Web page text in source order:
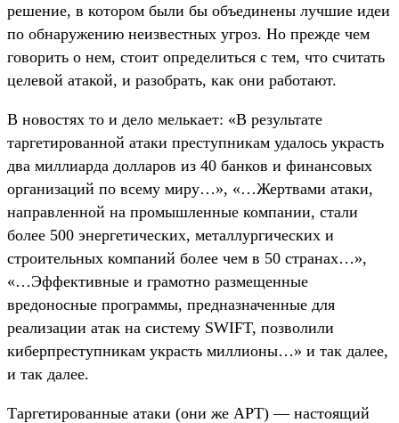
решение, в котором были бы объединены лучшие идеи
по обнаружению неизвестных угроз. Но прежде чем
говорить о нем, стоит определиться с тем, что считать
целевой атакой, и разобрать, как они работают.
В новостях то и дело мелькает: «В результате
таргетированной атаки преступникам удалось украсть
два миллиарда долларов из 40 банков и финансовых
организаций по всему миру…», «…Жертвами атаки,
направленной на промышленные компании, стали
более 500 энергетических, металлургических и
строительных компаний более чем в 50 странах…»,
«…Эффективные и грамотно размещенные
вредоносные программы, предназначенные для
реализации атак на систему SWIFT, позволили
киберпреступникам украсть миллионы…» и так далее,
и так далее.
Таргетированные атаки (они же APT) — настоящий